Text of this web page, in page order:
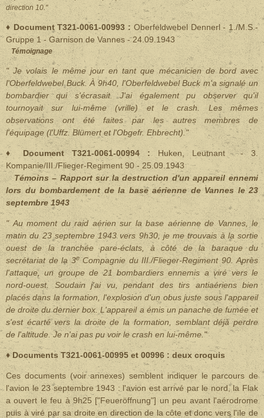
direction 10."
♦ Document T321-0061-00993 : Oberfeldwebel Dennerl - 1./M.S.-
Gruppe 1 - Garnison de Vannes - 24.09.1943
Témoignage
" Je volais le même jour en tant que mécanicien de bord avec
l'Oberfeldwebel Buck. À 9h40, l'Oberfeldwebel Buck m'a signalé un
bombardier qui s'écrasait. J'ai également pu observer qu'il
tournoyait sur lui-même (vrille) et le crash. Les mêmes
observations ont été faites par les autres membres de
l'équipage (l'Uffz. Blümert et l'Obgefr. Ehbrecht)."
♦ Document T321-0061-00994 : Huken, Leutnant - 3.
Kompanie/III./Flieger-Regiment 90 - 25.09.1943
Témoins – Rapport sur la destruction d'un appareil ennemi
lors du bombardement de la base aérienne de Vannes le 23
septembre 1943
" Au moment du raid aérien sur la base aérienne de Vannes, le
matin du 23 septembre 1943 vers 9h30, je me trouvais à la sortie
ouest de la tranchée pare-éclats, à côté de la baraque du
secrétariat de la 3eCompagnie du III./Flieger-Regiment 90. Après
l'attaque, un groupe de 21 bombardiers ennemis a viré vers le
nord-ouest. Soudain j'ai vu, pendant des tirs antiaériens bien
placés dans la formation, l'explosion d'un obus juste sous l'appareil
de droite du dernier box. L'appareil a émis un panache de fumée et
s'est écarté vers la droite de la formation, semblant déjà perdre
de l'altitude. Je n'ai pas pu voir le crash en lui-même."
♦ Documents T321-0061-00995 et 00996 : deux croquis
Ces documents (voir annexes) semblent indiquer le parcours de
l'avion le 23 septembre 1943 : l'avion est arrivé par le nord, la Flak
a ouvert le feu à 9h25 ["Feueröffnung"] un peu avant l'aérodrome
puis à viré par sa droite en direction de la côte et donc vers l'ïle de